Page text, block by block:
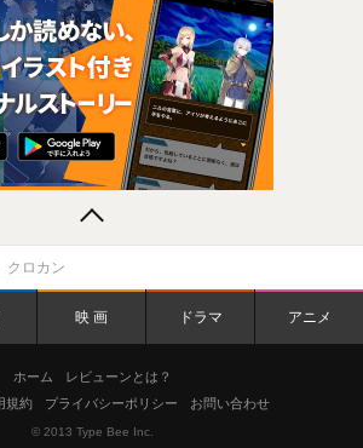
クロカン
映画 ドラマ アニメ
ホーム
レビューンとは？
規約 プライバシーポリシー お問い合わせ
© 2013 Type Bee Inc.